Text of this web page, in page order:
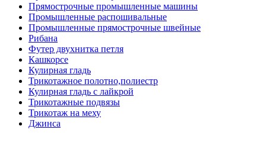
Прямострочные промышленные машины
Промышленные распошивальные
Промышленные прямострочные швейные
Рибана
Футер двухнитка петля
Кашкорсе
Кулирная гладь
Трикотажное полотно,полиестр
Кулирная гладь с лайкрой
Трикотажные подвязы
Трикотаж на меху
Джинса